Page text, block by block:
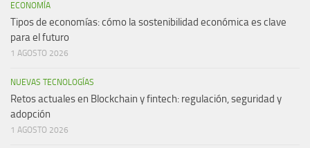
ECONOMÍA
Tipos de economías: cómo la sostenibilidad económica es clave
para el futuro
1 AGOSTO 2026
NUEVAS TECNOLOGÍAS
Retos actuales en Blockchain y fintech: regulación, seguridad y
adopción
1 AGOSTO 2026